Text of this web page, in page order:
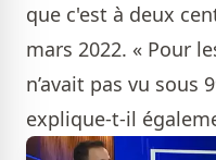
que c'est à deux
mars 2022. « Pour
n’avait pas vu sous
explique-t-il